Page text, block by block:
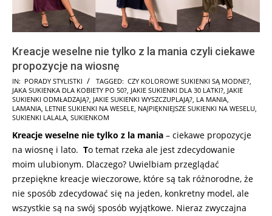
Kreacje weselne nie tylko z la mania czyli ciekawe
propozycje na wiosnę
2025-
01-
14
IN: PORADY STYLISTKI TAGGED: CZY KOLOROWE SUKIENKI SĄ MODNE?,
JAKA SUKIENKA DLA KOBIETY PO 50?, JAKIE SUKIENKI DLA 30 LATKI?, JAKIE
SUKIENKI ODMŁADZAJĄ?, JAKIE SUKIENKI WYSZCZUPLAJĄ?, LA MANIA,
LAMANIA, LETNIE SUKIENKI NA WESELE, NAJPIĘKNIEJSZE SUKIENKI NA WESELU,
SUKIENKI LALALA, SUKIENKOM
Kreacje weselne nie tylko z la mania – ciekawe propozycje
na wiosnę i lato. To temat rzeka ale jest zdecydowanie
moim ulubionym. Dlaczego? Uwielbiam przeglądać
przepiękne kreacje wieczorowe, które są tak różnorodne, że
nie sposób zdecydować się na jeden, konkretny model, ale
wszystkie są na swój sposób wyjątkowe. Nieraz zwyczajna